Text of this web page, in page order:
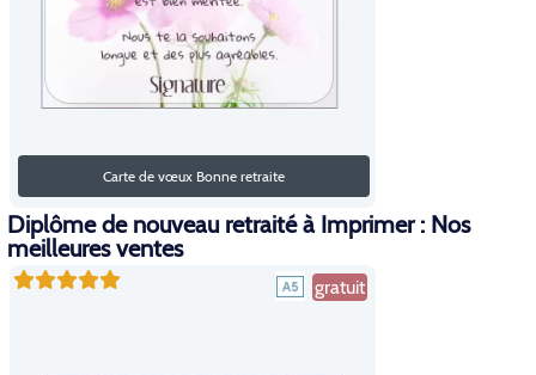
Carte de vœux Bonne retraite
Diplôme de nouveau retraité à Imprimer : Nos
meilleures ventes
gratuit